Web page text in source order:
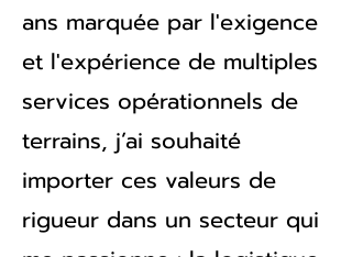
ans marquée par l'exigence
et l'expérience de multiples
services opérationnels de
terrains, j’ai souhaité
importer ces valeurs de
rigueur dans un secteur qui